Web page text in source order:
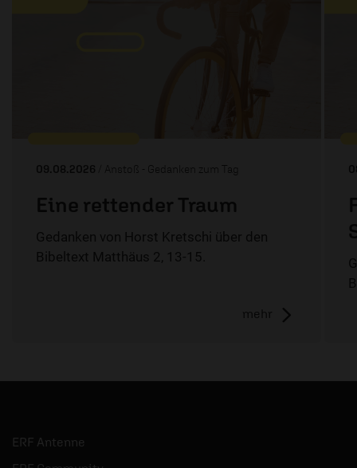
09.08.2026 / Anstoß - Gedanken zum Tag
Eine rettender Traum
Gedanken von Horst Kretschi über den
Bibeltext Matthäus 2, 13-15.
mehr
ERF Antenne